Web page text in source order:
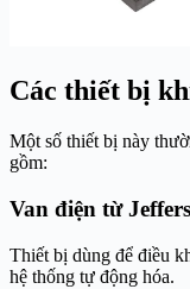
Các thiết bị
Một số thiết bị này
gồm:
Van điện từ
Thiết bị dùng để điều
hệ thống tự động hóa.